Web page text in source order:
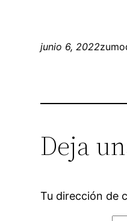
junio 6, 2022
Deja
Tu dirección de